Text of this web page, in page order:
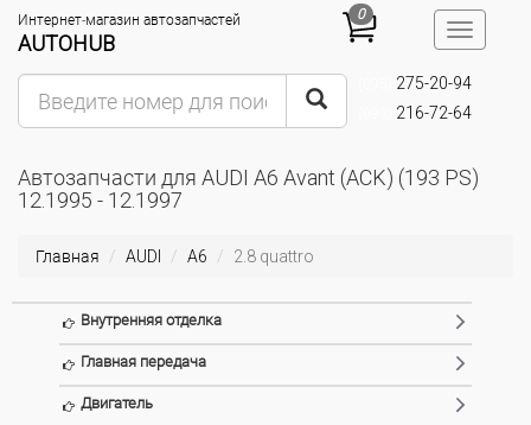
Toggle
0
Интернет-магазин автозапчастей
AUTOHUB
275-20-94
216-72-64
Автозапчасти для AUDI A6 Avant (ACK) (193 PS)
12.1995 - 12.1997
Главная AUDI A6 2.8 quattro
Внутренняя отделка
Главная передача
Двигатель